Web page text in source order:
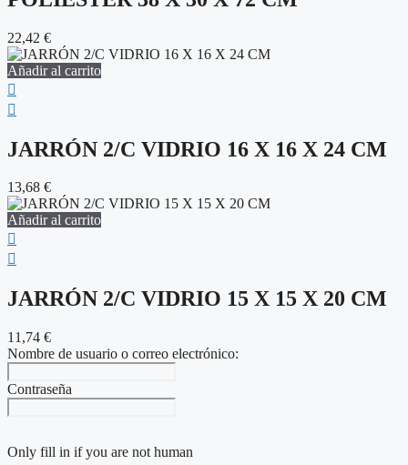
22,42 €
Añadir al carrito
JARRÓN 2/C VIDRIO 16 X 16 X 24 CM
13,68 €
Añadir al carrito
JARRÓN 2/C VIDRIO 15 X 15 X 20 CM
11,74 €
Nombre de usuario o correo electrónico:
Contraseña
Only fill in if you are not human